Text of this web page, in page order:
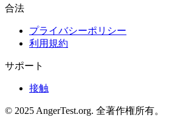
合法
プライバシーポリシー
利用規約
サポート
接触
© 2025 AngerTest.org. 全著作権所有。